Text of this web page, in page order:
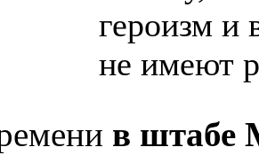
героизм и
не имеют
в штабе